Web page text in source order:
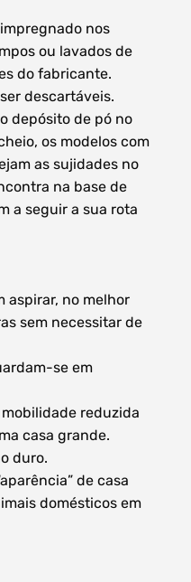
nos
ou lavados de
do fabricante.
descartáveis.
depósito de pó no
os modelos com
as sujidades no
na base de
a seguir a sua rota
aspirar, no melhor
sem necessitar de
se em
reduzida
casa grande.
duro.
de casa
domésticos em